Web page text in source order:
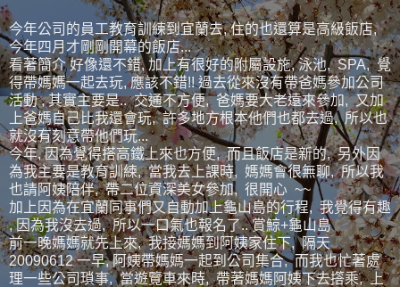
今年公司的員工教育訓練到宜蘭去, 住的也還算是高級飯店,
今年四月才剛剛開幕的飯店...
看著簡介 好像還不錯, 加上有很好的附屬設施, 泳池, SPA, 覺
得帶媽媽一起去玩, 應該不錯!! 過去從來沒有帶爸媽參加公司
活動 , 其實主要是.. 交通不方便, 爸媽要大老遠來參加, 又加
上爸媽自己比我還會玩, 許多地方根本他們也都去過, 所以也
就沒有刻意帶他們玩...
今年, 因為覺得搭高鐵上來也方便, 而且飯店是新的, 另外因
為我主要是教育訓練, 當我去上課時, 媽媽會很無聊, 所以我
也請阿姨陪伴, 帶二位資深美女參加, 很開心 ~~
加上因為在宜蘭同事們又自動加上龜山島的行程, 我覺得有趣
, 因為我沒去過, 所以一口氣也報名了.. 賞鯨+龜山島
前一晚媽媽就先上來, 我接媽媽到阿姨家住下, 隔天
20090612 一早, 阿姨帶媽媽一起到公司集合, 而我也忙著處
理一些公司瑣事, 當遊覽車來時, 帶著媽媽阿姨下去撘乘, 上